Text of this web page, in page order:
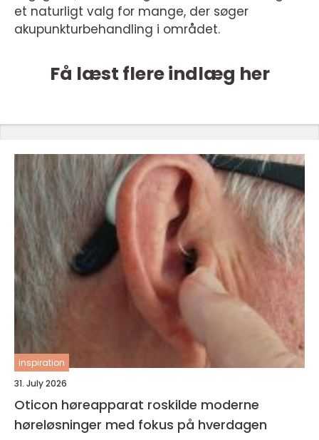
et naturligt valg for mange, der søger
akupunkturbehandling i området.
Få læst flere indlæg her
inspiration
31. July 2026
Oticon høreapparat roskilde moderne
høreløsninger med fokus på hverdagen